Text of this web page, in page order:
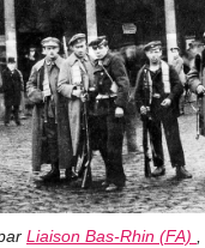
Liaison Bas-Rhin (FA) ,